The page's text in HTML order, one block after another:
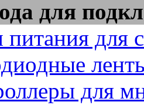
для
питания для
для